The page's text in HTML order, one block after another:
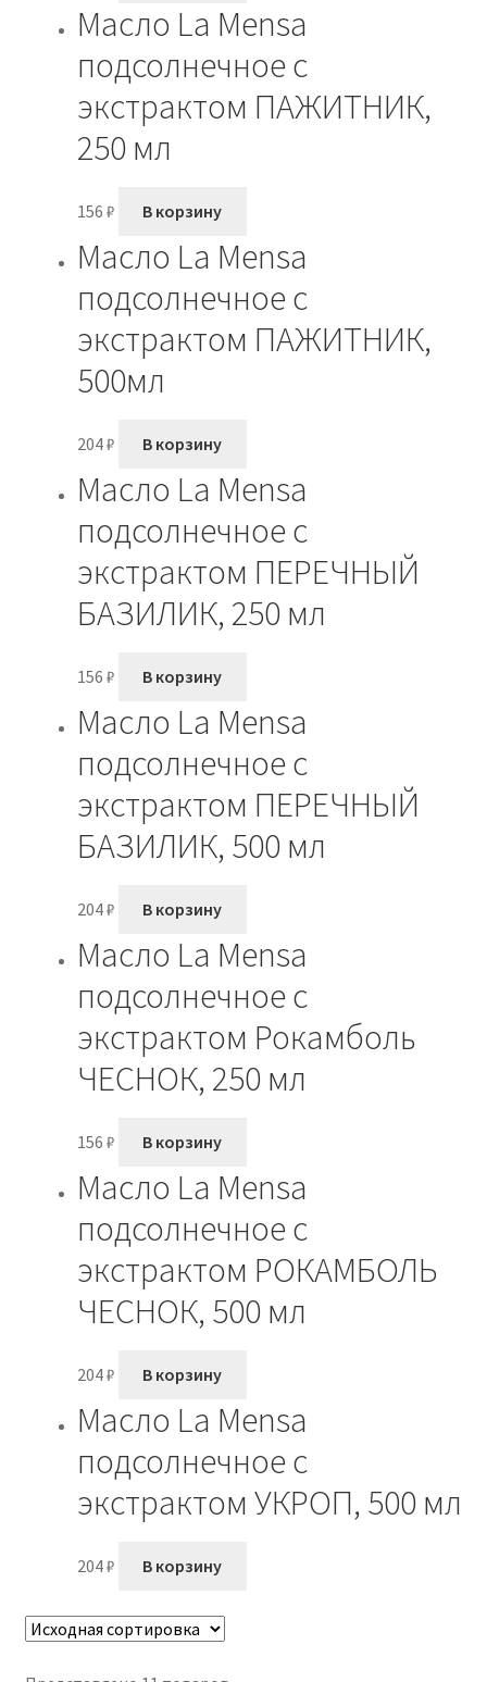
Масло La Mensa
подсолнечное с
экстрактом ПАЖИТНИК,
250 мл
156 ₽ В корзину
Масло La Mensa
подсолнечное с
экстрактом ПАЖИТНИК,
500мл
204₽ В корзину
Масло La Mensa
подсолнечное с
экстрактом ПЕРЕЧНЫЙ
БАЗИЛИК, 250 мл
156 ₽ В корзину
Масло La Mensa
подсолнечное с
экстрактом ПЕРЕЧНЫЙ
БАЗИЛИК, 500 мл
204₽ В корзину
Масло La Mensa
подсолнечное с
экстрактом Рокамболь
ЧЕСНОК, 250 мл
156 ₽ В корзину
Масло La Mensa
подсолнечное с
экстрактом РОКАМБОЛЬ
ЧЕСНОК, 500 мл
204₽ В корзину
Масло La Mensa
подсолнечное с
экстрактом УКРОП, 500 мл
204₽ В корзину